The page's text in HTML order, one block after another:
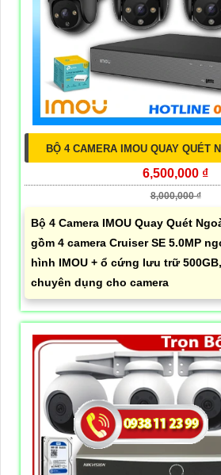
BỘ 4 CAMERA IMOU QUAY QUÉT
6,500,000 ₫
8,000,000 ₫
Bộ 4 Camera IMOU Quay Quét
gồm 4 camera Cruiser SE 5.0MP
hình IMOU + ổ cứng lưu trữ
chuyên dụng cho camera